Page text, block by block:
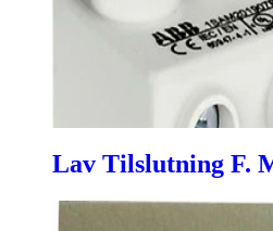
Lav Tilslutning F.